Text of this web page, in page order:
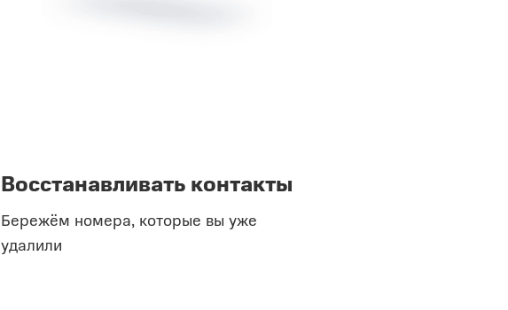
Восстанавливать контакты
Бережём номера, которые вы уже
удалили